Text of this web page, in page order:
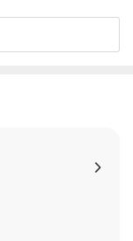
우, (주로 올인원 형태
는 반품/교환이 불가
않은 경우가 있습니
않을 수 있습니다.